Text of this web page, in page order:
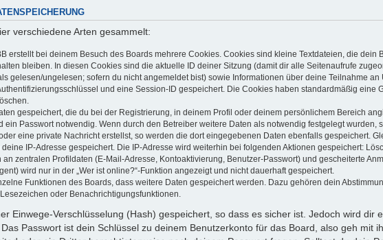
verschiedene Arten gesammelt:
erstellt bei deinem Besuch des Boards mehrere Cookies. Cookies sind kleine Textdateien, die
bleiben. In diesen Cookies sind die aktuelle ID deiner Sitzung (damit dir alle Seitenaufrufe
gelesen/ungelesen; sofern du nicht angemeldet bist) sowie Informationen über deine Teilnahme
und eine Session-ID gespeichert. Die Cookies haben standardmäßig eine
gespeichert, die du bei der Registrierung, in deinem Profil oder deinem persönlichem Bereich
ein Passwort notwendig. Wenn durch den Betreiber weitere Daten als notwendig festgelegt wurden,
eine private Nachricht erstellst, so werden die dort eingegebenen Daten ebenfalls gespeichert.
IP-Adresse gespeichert. Die IP-Adresse wird weiterhin bei folgenden Aktionen gespeichert:
an zentralen Profildaten (E-Mail-Adresse, Kontoaktivierung, Benutzer-Passwort) und gescheiterte
wird nur in der „Wer ist online?“-Funktion angezeigt und nicht dauerhaft gespeichert.
Funktionen des Boards, dass weitere Daten gespeichert werden. Dazu gehören dein
oder Benachrichtigungsfunktionen.
Einwege-Verschlüsselung (Hash) gespeichert, so dass es sicher ist. Jedoch wird dir
Passwort ist dein Schlüssel zu deinem Benutzerkonto für das Board, also geh mit